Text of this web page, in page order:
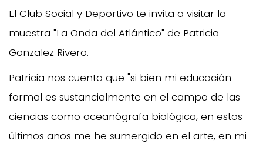
El Club Social y Deportivo te invita a visitar la
muestra "La Onda del Atlántico" de Patricia
Gonzalez Rivero.
Patricia nos cuenta que "si bien mi educación
formal es sustancialmente en el campo de las
ciencias como oceanógrafa biológica, en estos
últimos años me he sumergido en el arte, en mi